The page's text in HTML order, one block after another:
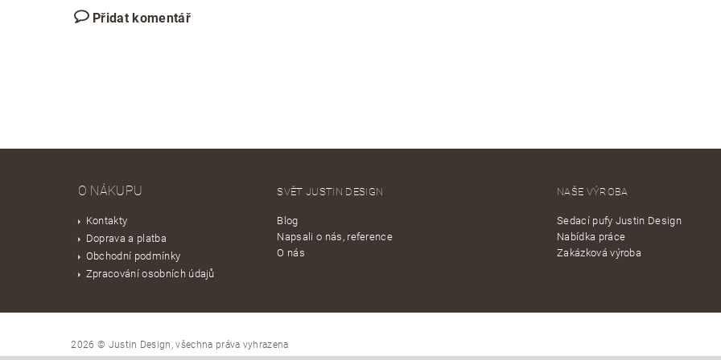
Přidat komentář
O NÁKUPU
Kontakty
Doprava a platba
Obchodní podmínky
Zpracování osobních údajů
SVĚT JUSTIN DESIGN
Blog
Napsali o nás, reference
O nás
NAŠE VÝROBA
Sedací pufy Justin Design
Nabídka práce
Zakázková výroba
2026 © Justin Design, všechna práva vyhrazena